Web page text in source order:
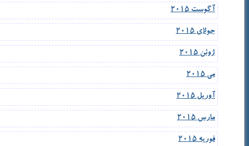
آگوست 2015
جولای 2015
ژوئن 2015
می 2015
آوریل 2015
مارس 2015
فوریه 2015